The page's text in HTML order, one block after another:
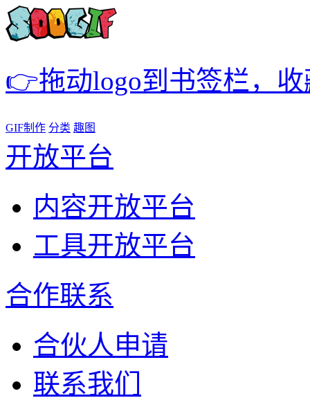
👉拖动logo到书签栏，
GIF制作 分类 趣图
开放平台
内容开放平台
工具开放平台
合作联系
合伙人申请
联系我们